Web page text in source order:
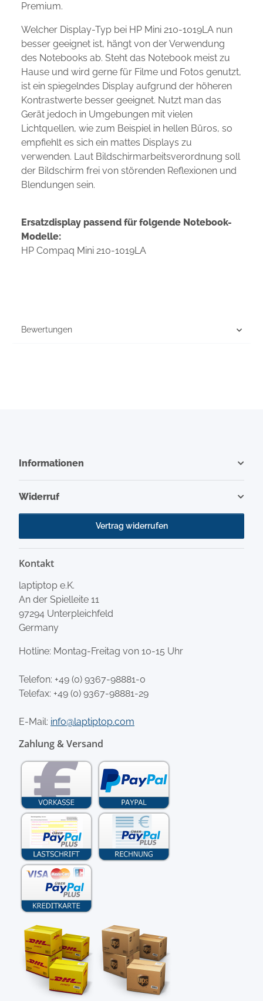
Premium.
Welcher Display-Typ bei HP Mini 210-1019LA nun
besser geeignet ist, hängt von der Verwendung
des Notebooks ab. Steht das Notebook meist zu
Hause und wird gerne für Filme und Fotos genutzt,
ist ein spiegelndes Display aufgrund der höheren
Kontrastwerte besser geeignet. Nutzt man das
Gerät jedoch in Umgebungen mit vielen
Lichtquellen, wie zum Beispiel in hellen Büros, so
empfiehlt es sich ein mattes Displays zu
verwenden. Laut Bildschirmarbeitsverordnung soll
der Bildschirm frei von störenden Reflexionen und
Blendungen sein.
Ersatzdisplay passend für folgende Notebook-
Modelle:
HP Compaq Mini 210-1019LA
Bewertungen
Informationen
Widerruf
Vertrag widerrufen
Kontakt
laptiptop e.K.
An der Spielleite 11
97294 Unterpleichfeld
Germany
Hotline: Montag-Freitag von 10-15 Uhr
Telefon: +49 (0) 9367-98881-0
Telefax: +49 (0) 9367-98881-29
E-Mail: info@laptiptop.com
Zahlung & Versand